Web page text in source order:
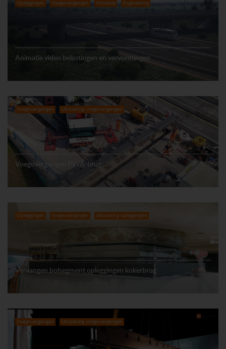
Opleggingen Voegovergangen Animatie Engineering
Animatie video belastingen en vervormingen
Voegovergangen Uitvoering voegovergangen
Voegovergangen PWA-brug
Opleggingen Voegovergangen Uitvoering opleggingen
Vervangen bolsegment opleggingen kokerbrug
Voegovergangen Uitvoering voegovergangen